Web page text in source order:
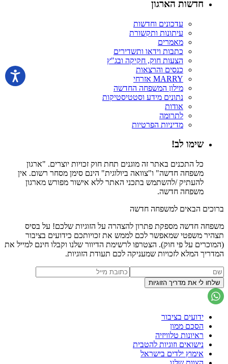
חדשות הארגון
עדכונים וחדשות
עיתונות ותקשורת
מאמרים
כתבות וידאו ותשדירים
הצעות חוק, חקיקה ובג"ץ
כנסים והרצאות
MARRY אזרחי
מילון המשפחה החדשה
נתונים מידע וסטטיסטיקות
אודות
לתרומה
מדיניות הפרטיות
שימו לב!
כל התכנים באתר זה מוגנים תחת חוק זכויות יוצרים. "ארגון
משפחה חדשה" ו"צוואה ביולוגית" הינם סימן מסחר רשום. אין
להעתיק /להשתמש בתכני האתר ללא אישור מפורש מארגון
משפחה חדשה.
ברוכים הבאים למשפחה חדשה
משפחה חדשה מספקת פתרון להצהרה על הזוגיות שלכם! על בסיס
תצהיר משפטי שמאפשר לכם לממש את זכויותכם כידועים בציבור
(המוכרים על פי חוק). הצטרפו לרשימת הדיוור שלנו וקבלו חינם למייל את
המדריך המלא לזכויות שמעניקה לכם תעודת הזוגיות.
ידועים בציבור
הסכם ממון
ראיונות טלוויזיה
נישואים וזוגיות להטבית
אימוץ ילדים בישראל